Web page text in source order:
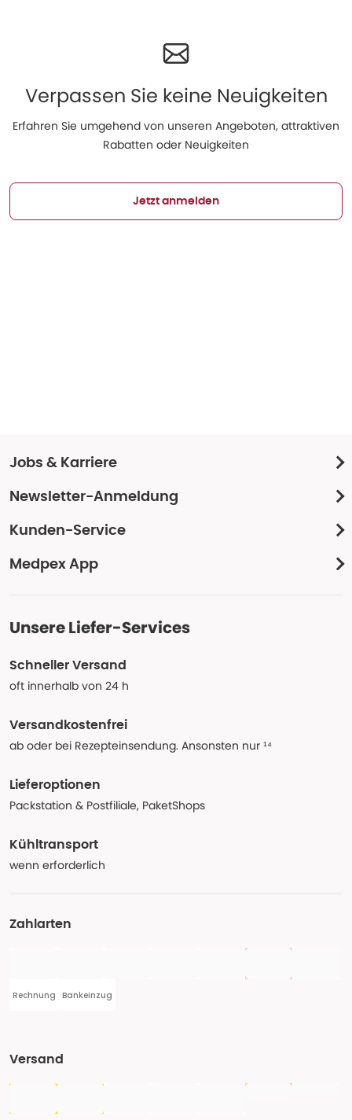
Verpassen Sie keine Neuigkeiten
Erfahren Sie umgehend von unseren Angeboten, attraktiven
Rabatten oder Neuigkeiten
Jetzt anmelden
Jobs & Karriere
Newsletter-Anmeldung
Kunden-Service
Medpex App
Unsere Liefer-Services
Schneller Versand
oft innerhalb von 24 h
Versandkostenfrei
ab oder bei Rezepteinsendung. Ansonsten nur ¹⁴
Lieferoptionen
Packstation & Postfiliale, PaketShops
Kühltransport
wenn erforderlich
Zahlarten
Rechnung Bankeinzug
Versand